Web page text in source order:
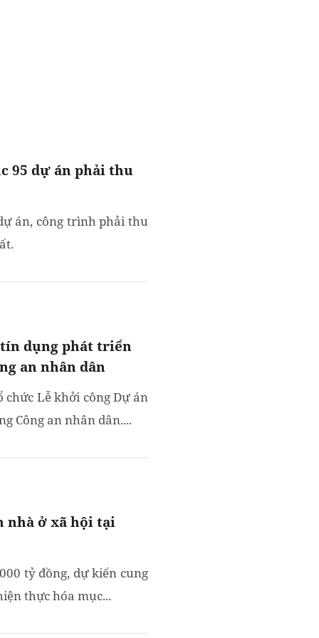
95 dự án phải thu
án, công trình phải thu
dụng phát triển
an nhân dân
chức Lễ khởi công Dự án
Công an nhân dân....
nhà ở xã hội tại
tỷ đồng, dự kiến cung
thực hóa mục...